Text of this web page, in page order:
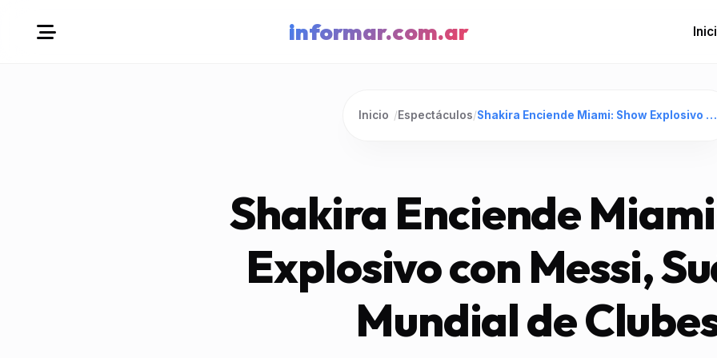
informar.com.ar
Inicio /Espectáculos/ Shakira Enciende Miami: Show Explosivo con Messi, Suárez y Mundial de Clubes
Shakira Enciende
Explosivo con Messi,
Mundial de